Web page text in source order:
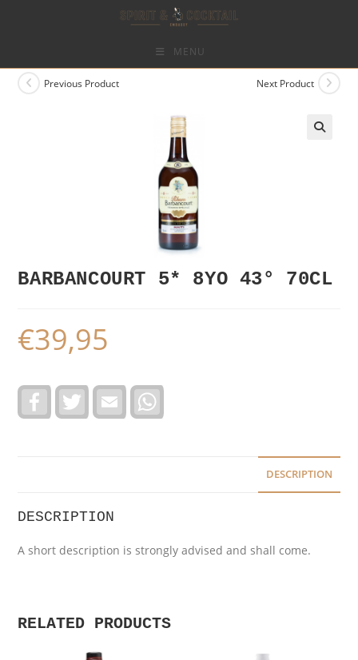
MENU
Previous Product Next Product
BARBANCOURT 5* 8YO 43° 70CL
€39,95
c
T
i
E
a
a
DESCRIPTION
DESCRIPTION
A short description is strongly advised and shall come.
RELATED PRODUCTS